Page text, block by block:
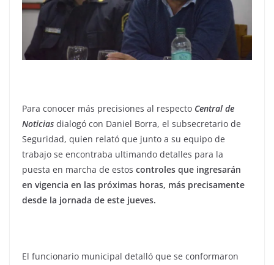
Para conocer más precisiones al respecto Central de
Noticias dialogó con Daniel Borra, el subsecretario de
Seguridad, quien relató que junto a su equipo de
trabajo se encontraba ultimando detalles para la
puesta en marcha de estos controles que ingresarán
en vigencia en las próximas horas, más precisamente
desde la jornada de este jueves.
El funcionario municipal detalló que se conformaron